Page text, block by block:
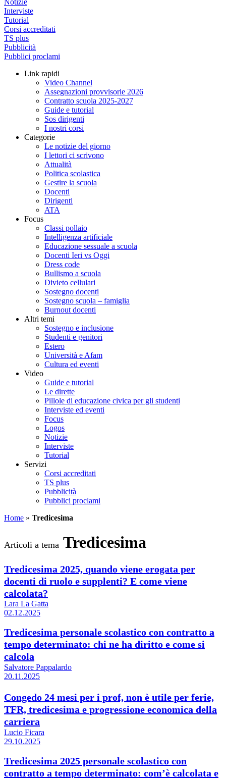
Notizie
Interviste
Tutorial
Corsi accreditati
TS plus
Pubblicità
Pubblici proclami
Link rapidi
Video Channel
Assegnazioni provvisorie 2026
Contratto scuola 2025-2027
Guide e tutorial
Sos dirigenti
I nostri corsi
Categorie
Le notizie del giorno
I lettori ci scrivono
Attualità
Politica scolastica
Gestire la scuola
Docenti
Dirigenti
ATA
Focus
Classi pollaio
Intelligenza artificiale
Educazione sessuale a scuola
Docenti Ieri vs Oggi
Dress code
Bullismo a scuola
Divieto cellulari
Sostegno docenti
Sostegno scuola – famiglia
Burnout docenti
Altri temi
Sostegno e inclusione
Studenti e genitori
Estero
Università e Afam
Cultura ed eventi
Video
Guide e tutorial
Le dirette
Pillole di educazione civica per gli studenti
Interviste ed eventi
Focus
Logos
Notizie
Interviste
Tutorial
Servizi
Corsi accreditati
TS plus
Pubblicità
Pubblici proclami
Home » Tredicesima
Articoli a tema Tredicesima
Tredicesima 2025, quando viene erogata per
docenti di ruolo e supplenti? E come viene
calcolata?
Lara La Gatta
02.12.2025
Tredicesima personale scolastico con contratto a
tempo determinato: chi ne ha diritto e come si
calcola
Salvatore Pappalardo
20.11.2025
Congedo 24 mesi per i prof, non è utile per ferie,
TFR, tredicesima e progressione economica della
carriera
Lucio Ficara
29.10.2025
Tredicesima 2025 personale scolastico con
contratto a tempo determinato: com’è calcolata e